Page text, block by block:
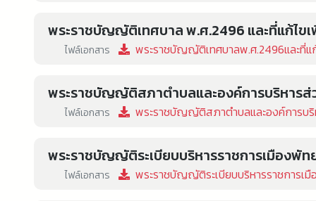
พระราชบัญญัติเทศบาล พ.ศ.2496 และที่แก้ไข
ไฟล์เอกสาร พระราชบัญญัติเทศบาลพ.ศ.2496และที่แ
พระราชบัญญัติสภาตำบลและองค์การบริหารส่
ไฟล์เอกสาร พระราชบัญญัติสภาตำบลและองค์การบริ
พระราชบัญญัติระเบียบบริหารราชการเมืองพัท
ไฟล์เอกสาร พระราชบัญญัติระเบียบบริหารราชการเ